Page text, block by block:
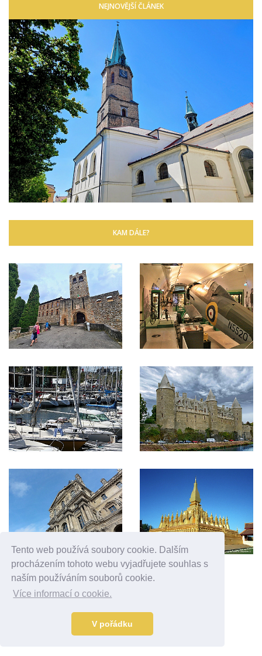
Tento web používá soubory cookie. Dalším
procházením tohoto webu vyjadřujete souhlas s
naším používáním souborů cookie.
Více informací o cookie.
V pořádku
NEJNOVĚJŠÍ ČLÁNEK
KAM DÁLE?
Reklama